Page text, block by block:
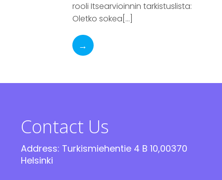
rooli Itsearvioinnin tarkistuslista:
Oletko sokea[…]
→
Contact Us
Address: Turkismiehentie 4 B 10,00370
Helsinki